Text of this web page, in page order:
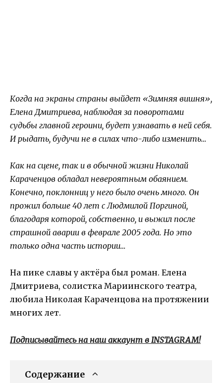
Когда на экраны страны выйдет «Зимняя вишня»,
Елена Дмитриева, наблюдая за поворотами
судьбы главной героини, будет узнавать в ней себя.
И рыдать, будучи не в силах что-либо изменить…
Как на сцене, так и в обычной жизни Николай
Караченцов обладал невероятным обаянием.
Конечно, поклонниц у него было очень много. Он
прожил больше 40 лет с Людмилой Поргиной,
благодаря которой, собственно, и выжил после
страшной аварии в феврале 2005 года. Но это
только одна часть истории…
На пике славы у актёра был роман. Елена
Дмитриева, солистка Мариинского театра,
любила Николая Караченцова на протяжении
многих лет.
Подписывайтесь на наш аккаунт в INSTAGRAM!
Содержание